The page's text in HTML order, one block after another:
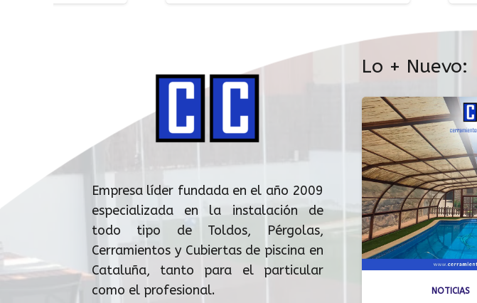
Empresa líder fundada en el año 2009
especializada en la instalación de
todo tipo de Toldos, Pérgolas,
Cerramientos y Cubiertas de piscina en
Cataluña, tanto para el particular
como el profesional.
Lo + Nuevo:
NOTICIAS